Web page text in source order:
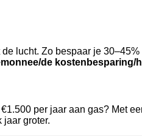
lucht. Zo bespaar je
de kostenbesparing/
per jaar aan gas? Met
groter.